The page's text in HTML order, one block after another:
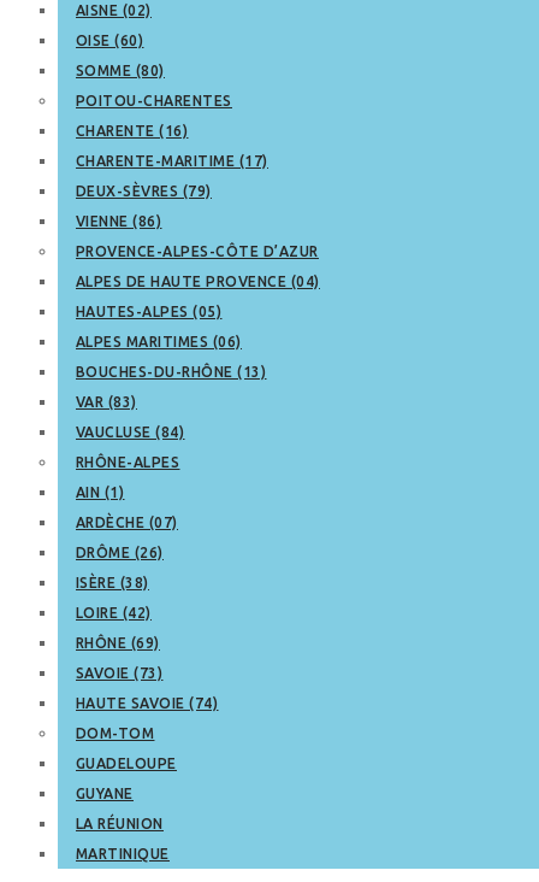
AISNE (02)
OISE (60)
SOMME (80)
POITOU-CHARENTES
CHARENTE (16)
CHARENTE-MARITIME (17)
DEUX-SÈVRES (79)
VIENNE (86)
PROVENCE-ALPES-CÔTE D’AZUR
ALPES DE HAUTE PROVENCE (04)
HAUTES-ALPES (05)
ALPES MARITIMES (06)
BOUCHES-DU-RHÔNE (13)
VAR (83)
VAUCLUSE (84)
RHÔNE-ALPES
AIN (1)
ARDÈCHE (07)
DRÔME (26)
ISÈRE (38)
LOIRE (42)
RHÔNE (69)
SAVOIE (73)
HAUTE SAVOIE (74)
DOM-TOM
GUADELOUPE
GUYANE
LA RÉUNION
MARTINIQUE